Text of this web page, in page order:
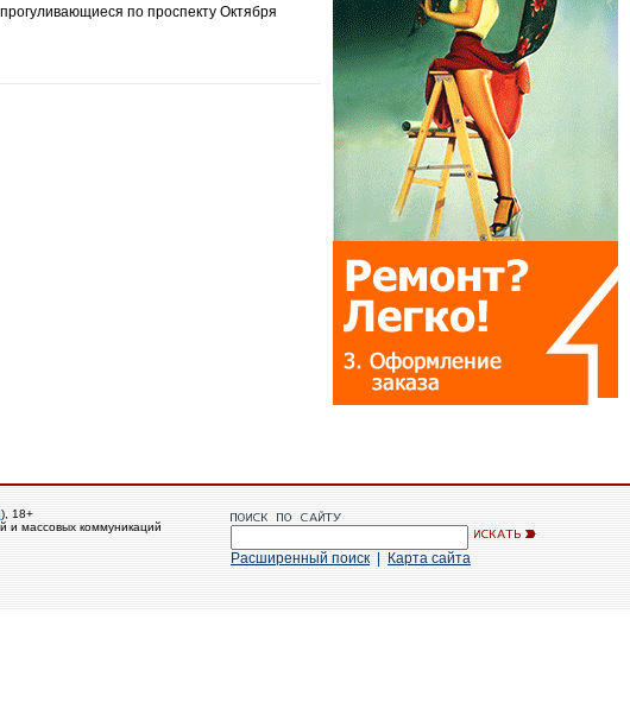
по проспекту Октября
), 18+
и массовых коммуникаций
Расширенный поиск Карта сайта